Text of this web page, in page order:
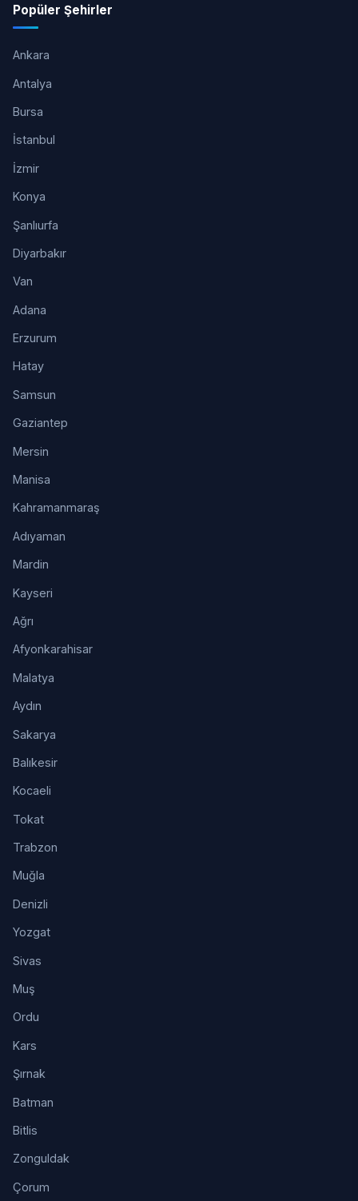
Popüler Şehirler
Ankara
Antalya
Bursa
İstanbul
İzmir
Konya
Şanlıurfa
Diyarbakır
Van
Adana
Erzurum
Hatay
Samsun
Gaziantep
Mersin
Manisa
Kahramanmaraş
Adıyaman
Mardin
Kayseri
Ağrı
Afyonkarahisar
Malatya
Aydın
Sakarya
Balıkesir
Kocaeli
Tokat
Trabzon
Muğla
Denizli
Yozgat
Sivas
Muş
Ordu
Kars
Şırnak
Batman
Bitlis
Zonguldak
Çorum